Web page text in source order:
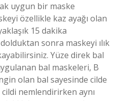
uygun bir maske
özellikle kaz ayağı olan
15 dakika
sonra maskeyi ılık
Yüze direk bal
bal maskeleri, B
olan bal sayesinde cilde
nemlendirirken aynı